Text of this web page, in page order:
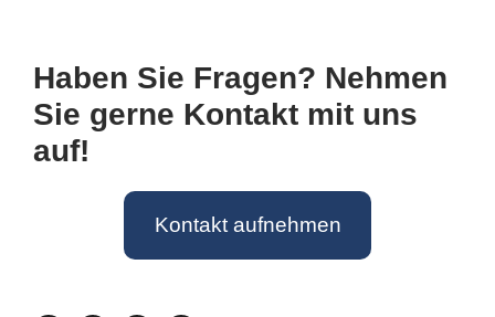
Haben Sie Fragen? Nehmen
Sie gerne Kontakt mit uns
auf!
Kontakt aufnehmen